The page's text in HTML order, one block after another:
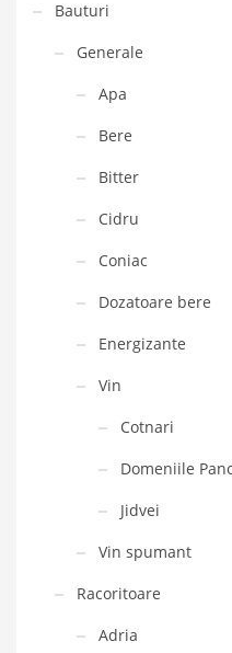
Bauturi
Generale
Apa
Bere
Bitter
Cidru
Coniac
Dozatoare bere
Energizante
Vin
Cotnari
Domeniile
Jidvei
Vin spumant
Racoritoare
Adria